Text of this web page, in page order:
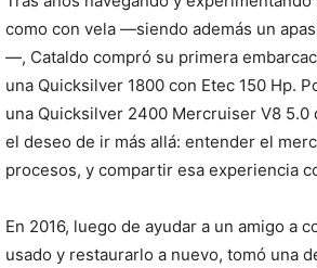
como con vela —siendo además un
—, Cataldo compró su primera
una Quicksilver 1800 con Etec 150 Hp.
una Quicksilver 2400 Mercruiser V8 5.0
el deseo de ir más allá: entender el
procesos, y compartir esa experiencia
En 2016, luego de ayudar a un amigo a
usado y restaurarlo a nuevo, tomó una